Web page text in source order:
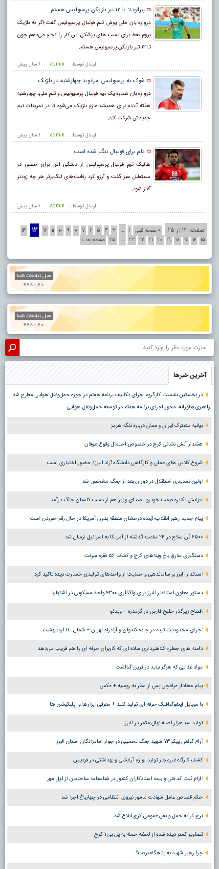
بیرانوند: تا ۱۲ تیر بازیکن پرسپولیس هستم
دروازه‌ بان ملی پوش تیم فوتبال پرسپولیس گفت:اگر به بلژیک
بروم فقط برای تست های پزشکی این کار را انجام می‌دهم چون
تا ۱۲ تیر بازیکن پرسپولیس هستم.
6 سال پيش ارسال توسط : admin
شوک به پرسپولیس: بیرانوند چهارشنبه در بلژیک
دروازه بان شماره یک تیم فوتبال پرسپولیس‌ و تیم ملی، چهارشنبه
هفته آینده برای همیشه عازم بلژیک می‌شود تا در تمرینات تیم
جدیدش شرکت کند.
6 سال پيش ارسال توسط : admin
دلم برای فوتبال تنگ شده است
هافبک تیم فوتبال پرسپولیس از دلتنگی‌ اش برای حضور در
مستطیل سبز گفت و آرزو کرد رقابت‌های لیگ‌برتر هر چه زودتر
آغاز شود.
6 سال پيش ارسال توسط : admin
صفحه 13 از 25 « صفحه قبلی 1
…
3
4
5
6
7
8
9
10
11
12
13
14
15
16
17
18
19
20
21
22
23
…
25 صفحه بعد »
آخرین خبرها
در نخستین نشست کارگروه اجرای تکالیف برنامه هفتم در حوزه حمل‌ونقل هوایی مطرح شد:
راهبری فناورانه، محور اجرای برنامه هفتم در توسعه حمل‌ونقل هوایی
بیانیه مشترک ایران و عمان درباره تنگه هرمز
هشدار آتش نشانی کرج در خصوص احتمال وقوع طوفان
شروع کلاس های عملی و کارگاهی دانشگاه آزاد البرز/ حضور اختیاری است
اولین تمدیدی استقلال در دوران بعد از جنگ مشخص شد
افزایش یکباره قیمت خودرو ؛ صدای وزیر هم از دست کاسبان جنگ درآمد
پیام جدید رهبر انقلاب؛ آینده درخشان منطقه بدون آمریکا در حال رقم خوردن است
۶۵۰۰ تُن سلاح در ۲۴ ساعت گذشته از آمریکا به اسرائیل ارسال شد
دستگیری سارق باغ ویلاهای کرج و کشف ۵۶ فقره سرقت
استاندار البرز بر ساماندهی و حمایت از واحدهای تولیدی خسارت دیده تاکید کرد
دستور معاون استاندار البرز برای واگذاری ۴۳۰۰ واحد مسکونی در اشتهارد
افتتاح زیرگذر خلیج فارس در گرمدره + ویدئو
اجرای محدودیت تردد در جاده کندوان و آزادراه تهران – شمال ؛ ١١ اردیبهشت
دامنه های جعلی؛ کلاهبرداری ساده ای که کاربران حرفه ای را هم فریب می‌دهد
مواد غذایی که هرگز نباید در فریزر گذاشت
پیام معنادار عراقچی پس از سفر به روسیه + عکس
با موبایل اینفوگرافیک حرفه ای تولید کنید + معرفی ابزارها و اپلیکیشن ها
تولید سه هزار اصله نهال مثمر در البرز
آرام گرفتن پیکر ۷۳ شهید جنگ تحمیلی در جوار امامزادگان استان البرز
کشف کارگاه غیرمجاز تولید لوازم آرایشی و بهداشتی در فردیس
الزام ثبت کد فنی و بیمه استادکاران کشور در شناسنامه ساختمان از اول مهر
حکم قصاص عامل شهادت مامور نیروی انتظامی در چهارباغ اجرا شد
نرخ کرایه حمل و نقل عمومی کرج ابلاغ شد
تصاویر کمتر دیده شده از لحظه حمله به پل بی ۱ کرج
چرا رهبر شهید به پناهگاه نرفت؟